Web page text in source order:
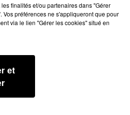
finalités et/ou partenaires dans "Gérer
préférences ne s'appliqueront que pour
via le lien "Gérer les cookies" situé en
et